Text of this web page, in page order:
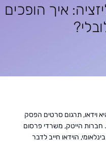
איך הופכים
וידאו, תרגום סרטים הפסק
הייטק, משרדי פרסום
הוידאו חייב לדבר